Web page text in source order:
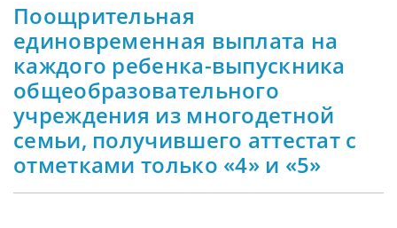
Поощрительная
единовременная выплата на
каждого ребенка-выпускника
общеобразовательного
учреждения из многодетной
семьи, получившего аттестат с
отметками только «4» и «5»